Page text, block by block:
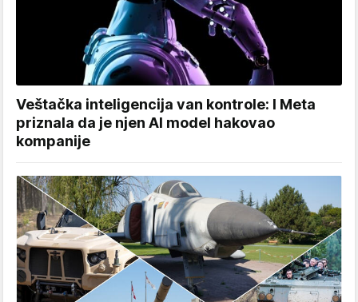
Veštačka inteligencija van kontrole: I Meta
priznala da je njen AI model hakovao
kompanije